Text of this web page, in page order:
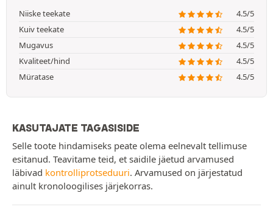
Niiske teekate
4.5/5
Kuiv teekate
4.5/5
Mugavus
4.5/5
Kvaliteet/hind
4.5/5
Müratase
4.5/5
KASUTAJATE TAGASISIDE
Selle toote hindamiseks peate olema eelnevalt tellimuse
esitanud. Teavitame teid, et saidile jäetud arvamused
läbivad kontrolliprotseduuri. Arvamused on järjestatud
ainult kronoloogilises järjekorras.